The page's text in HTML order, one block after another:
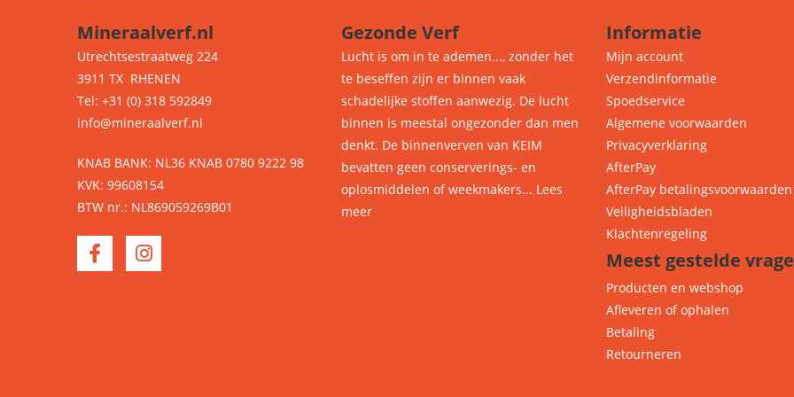
Mineraalverf.nl
Utrechtsestraatweg 224
3911 TX RHENEN
Tel: +31 (0) 318 592849
info@mineraalverf.nl
KNAB BANK: NL36 KNAB 0780 9222 98
KVK: 99608154
BTW nr.: NL869059269B01
Gezonde Verf
Lucht is om in te ademen..., zonder het
te beseffen zijn er binnen vaak
schadelijke stoffen aanwezig. De lucht
binnen is meestal ongezonder dan men
denkt. De binnenverven van KEIM
bevatten geen conserverings- en
oplosmiddelen of weekmakers... Lees
meer
Informatie
Mijn account
Verzendinformatie
Spoedservice
Algemene voorwaarden
Privacyverklaring
AfterPay
AfterPay betalingsvoorwaarden
Veiligheidsbladen
Klachtenregeling
Meest gestelde
Producten en webshop
Afleveren of ophalen
Betaling
Retourneren